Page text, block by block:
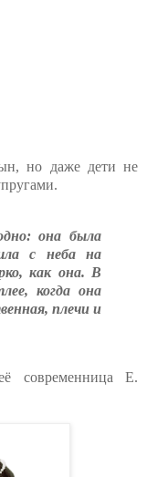
но даже дети не
она была
с неба на
как она. В
когда она
плечи и
современница Е.